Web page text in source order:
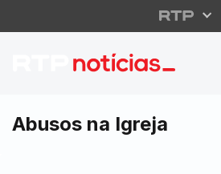
Arranca o
Abusos na Igreja